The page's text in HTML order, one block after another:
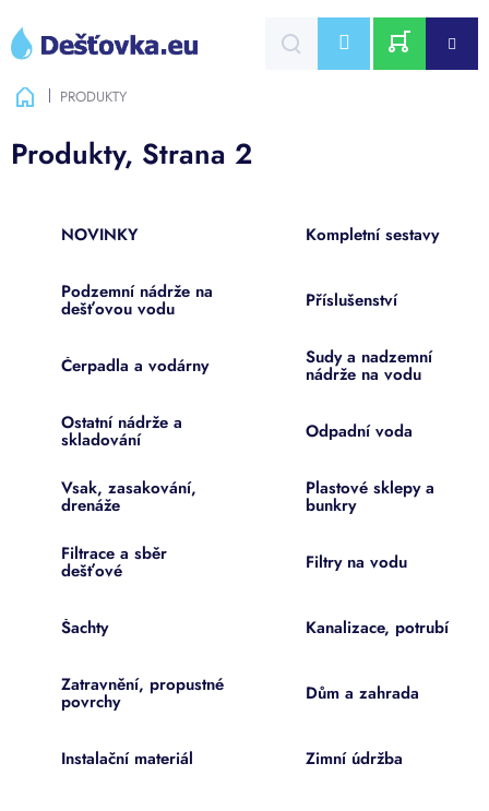
obsah
CZK
NÁKUPNÍ
DomůPRODUKTY
Produkty, Strana 2
NOVINKY Kompletní sestavy
Podzemní nádrže na
dešťovou vodu Příslušenství
Čerpadla a vodárny Sudy a nadzemní
nádrže na vodu
Ostatní nádrže a
skladování Odpadní voda
Vsak, zasakování,
drenáže
Plastové sklepy a
bunkry
Filtrace a sběr
dešťové Filtry na vodu
Šachty Kanalizace, potrubí
Zatravnění, propustné
povrchy Dům a zahrada
Instalační materiál Zimní údržba